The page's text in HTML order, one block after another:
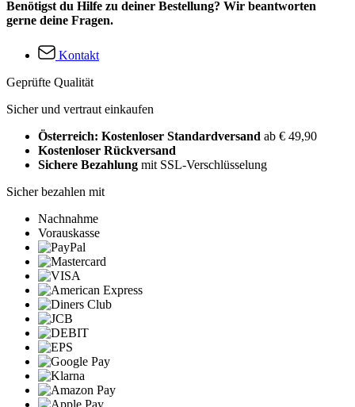
Benötigst du Hilfe zu deiner Bestellung? Wir beantworten
gerne deine Fragen.
Kontakt
Geprüfte Qualität
Sicher und vertraut einkaufen
Österreich: Kostenloser Standardversand ab € 49,90
Kostenloser Rückversand
Sichere Bezahlung mit SSL-Verschlüsselung
Sicher bezahlen mit
Nachnahme
Vorauskasse